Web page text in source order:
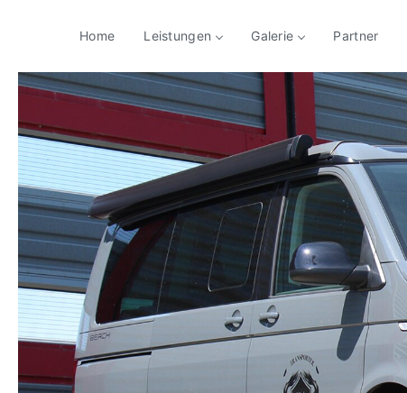
Home Leistungen Galerie Partner